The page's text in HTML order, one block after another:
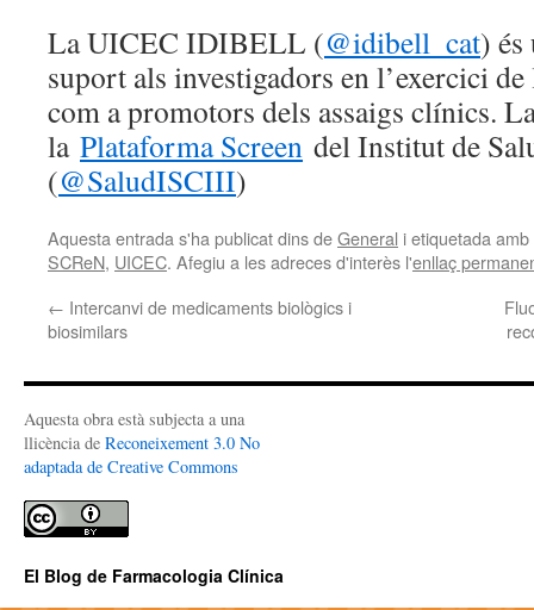
La UICEC IDIBELL (@idibell_cat) és
suport als investigadors en l’exercici
com a promotors dels assaigs clínics.
la Plataforma Screen del Institut de
(@SaludISCIII)
Aquesta entrada s'ha publicat dins deGeneral i etiquetada amb
SCReN, UICEC. Afegiu a les adreces d'interès l'enllaç
← Intercanvi de medicaments biològics i
biosimilars
Aquesta obra està subjecta a una
llicència de Reconeixement 3.0 No
adaptada de Creative Commons
El Blog de Farmacologia Clínica